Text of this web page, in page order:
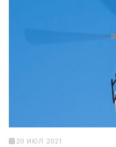
20 ИЮЛ 2021